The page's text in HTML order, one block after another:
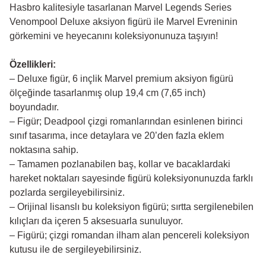
Hasbro kalitesiyle tasarlanan Marvel Legends Series
Venompool Deluxe aksiyon figürü ile Marvel Evreninin
görkemini ve heyecanını koleksiyonunuza taşıyın!
Özellikleri:
– Deluxe figür, 6 inçlik Marvel premium aksiyon figürü
ölçeğinde tasarlanmış olup 19,4 cm (7,65 inch)
boyundadır.
– Figür; Deadpool çizgi romanlarından esinlenen birinci
sınıf tasarıma, ince detaylara ve 20’den fazla eklem
noktasına sahip.
– Tamamen pozlanabilen baş, kollar ve bacaklardaki
hareket noktaları sayesinde figürü koleksiyonunuzda farklı
pozlarda sergileyebilirsiniz.
– Orijinal lisanslı bu koleksiyon figürü; sırtta sergilenebilen
kılıçları da içeren 5 aksesuarla sunuluyor.
– Figürü; çizgi romandan ilham alan pencereli koleksiyon
kutusu ile de sergileyebilirsiniz.